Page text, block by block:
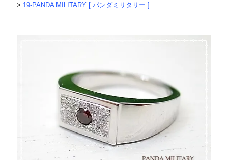
> 19-PANDA MILITARY [ パンダミリタリー ]